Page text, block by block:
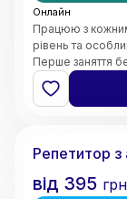
Онлайн
Працюю з
рівень та
Перше заняття
Репетитор з
від 395